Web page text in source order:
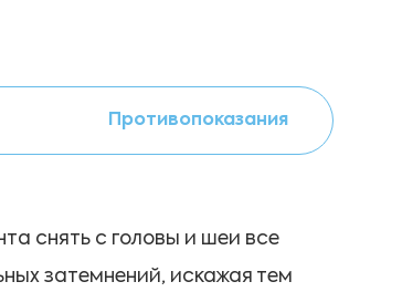
Противопоказания
снять с головы и шеи все
затемнений, искажая тем